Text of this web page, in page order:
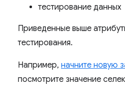
тестирование данных
Приведенные выше
тестирования.
Например, начните новую
посмотрите значение